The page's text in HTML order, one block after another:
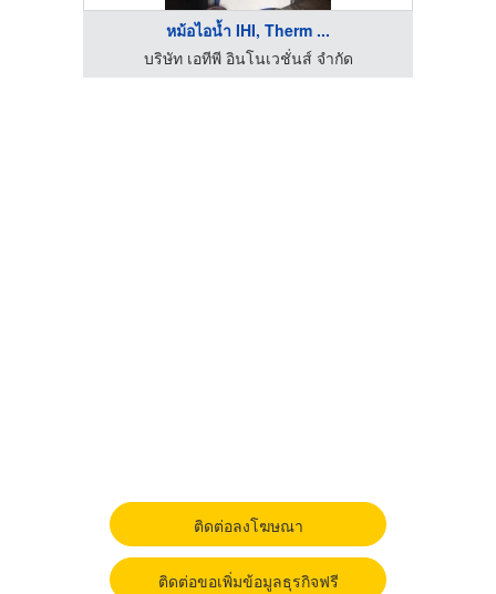
หม้อไอน้ำ IHI, Therm ...
บริษัท เอทีพี อินโนเวชั่นส์ จำกัด
ติดต่อลงโฆษณา
ติดต่อขอเพิ่มข้อมูลธุรกิจฟรี